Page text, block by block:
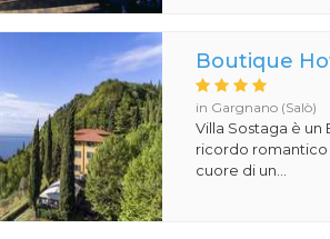
Boutique
in Gargnano (Salò)
Villa Sostaga è
ricordo romantico
cuore di un...